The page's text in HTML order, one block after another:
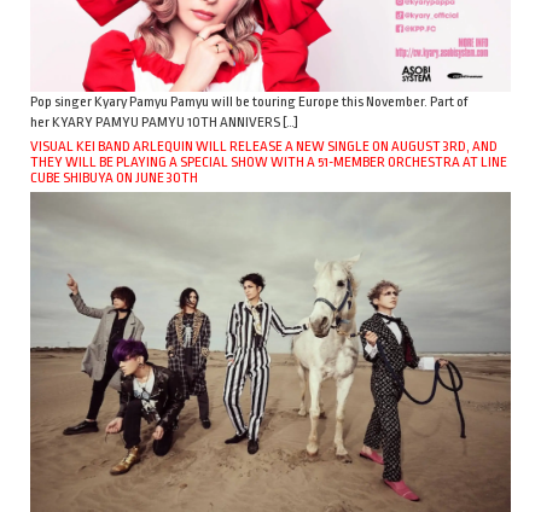
Pop singer Kyary Pamyu Pamyu will be touring Europe this November. Part of
her KYARY PAMYU PAMYU 10TH ANNIVERS […]
VISUAL KEI BAND ARLEQUIN WILL RELEASE A NEW SINGLE ON AUGUST 3RD, AND
THEY WILL BE PLAYING A SPECIAL SHOW WITH A 51-MEMBER ORCHESTRA AT LINE
CUBE SHIBUYA ON JUNE 30TH